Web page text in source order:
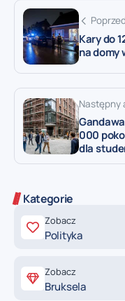
Kary do
na domy
Następny
000
dla
Kategorie
Zobacz
Polityka
Zobacz
Bruksela